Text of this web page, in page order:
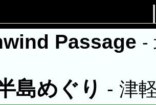
Passage -
島めぐり - 津